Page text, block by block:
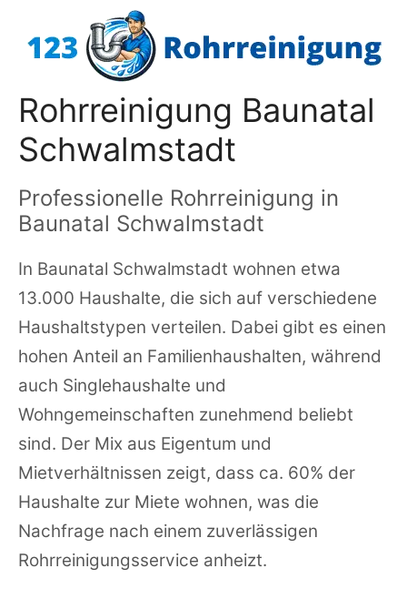
Inhalt
Rohrreinigung Baunatal
Schwalmstadt
Professionelle Rohrreinigung in
Baunatal Schwalmstadt
In Baunatal Schwalmstadt wohnen etwa
13.000 Haushalte, die sich auf verschiedene
Haushaltstypen verteilen. Dabei gibt es einen
hohen Anteil an Familienhaushalten, während
auch Singlehaushalte und
Wohngemeinschaften zunehmend beliebt
sind. Der Mix aus Eigentum und
Mietverhältnissen zeigt, dass ca. 60% der
Haushalte zur Miete wohnen, was die
Nachfrage nach einem zuverlässigen
Rohrreinigungsservice anheizt.